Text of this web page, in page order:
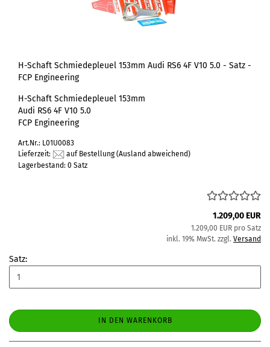
H-Schaft Schmiedepleuel 153mm Audi RS6 4F V10 5.0 - Satz -
FCP Engineering
H-Schaft Schmiedepleuel 153mm
Audi RS6 4F V10 5.0
FCP Engineering
Art.Nr.: L01U0083
Lieferzeit:
auf Bestellung (Ausland abweichend)
Lagerbestand: 0 Satz
1.209,00 EUR
1.209,00 EUR pro Satz
inkl. 19% MwSt. zzgl. Versand
Satz:
IN DEN WARENKORB